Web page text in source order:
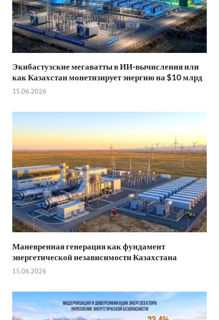
Экибастузские мегаватты в ИИ-вычисления или
как Казахстан монетизирует энергию на $10 млрд
15.06.2026
Маневренная генерация как фундамент
энергетической независимости Казахстана
15.06.2026